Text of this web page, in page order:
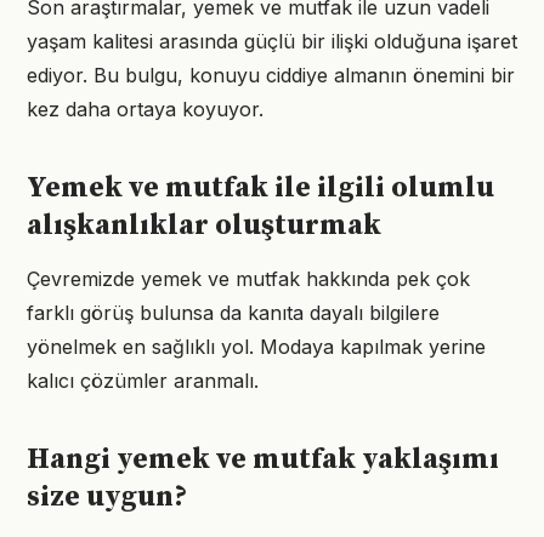
Son araştırmalar, yemek ve mutfak ile uzun vadeli
yaşam kalitesi arasında güçlü bir ilişki olduğuna işaret
ediyor. Bu bulgu, konuyu ciddiye almanın önemini bir
kez daha ortaya koyuyor.
Yemek ve mutfak ile ilgili olumlu
alışkanlıklar oluşturmak
Çevremizde yemek ve mutfak hakkında pek çok
farklı görüş bulunsa da kanıta dayalı bilgilere
yönelmek en sağlıklı yol. Modaya kapılmak yerine
kalıcı çözümler aranmalı.
Hangi yemek ve mutfak yaklaşımı
size uygun?